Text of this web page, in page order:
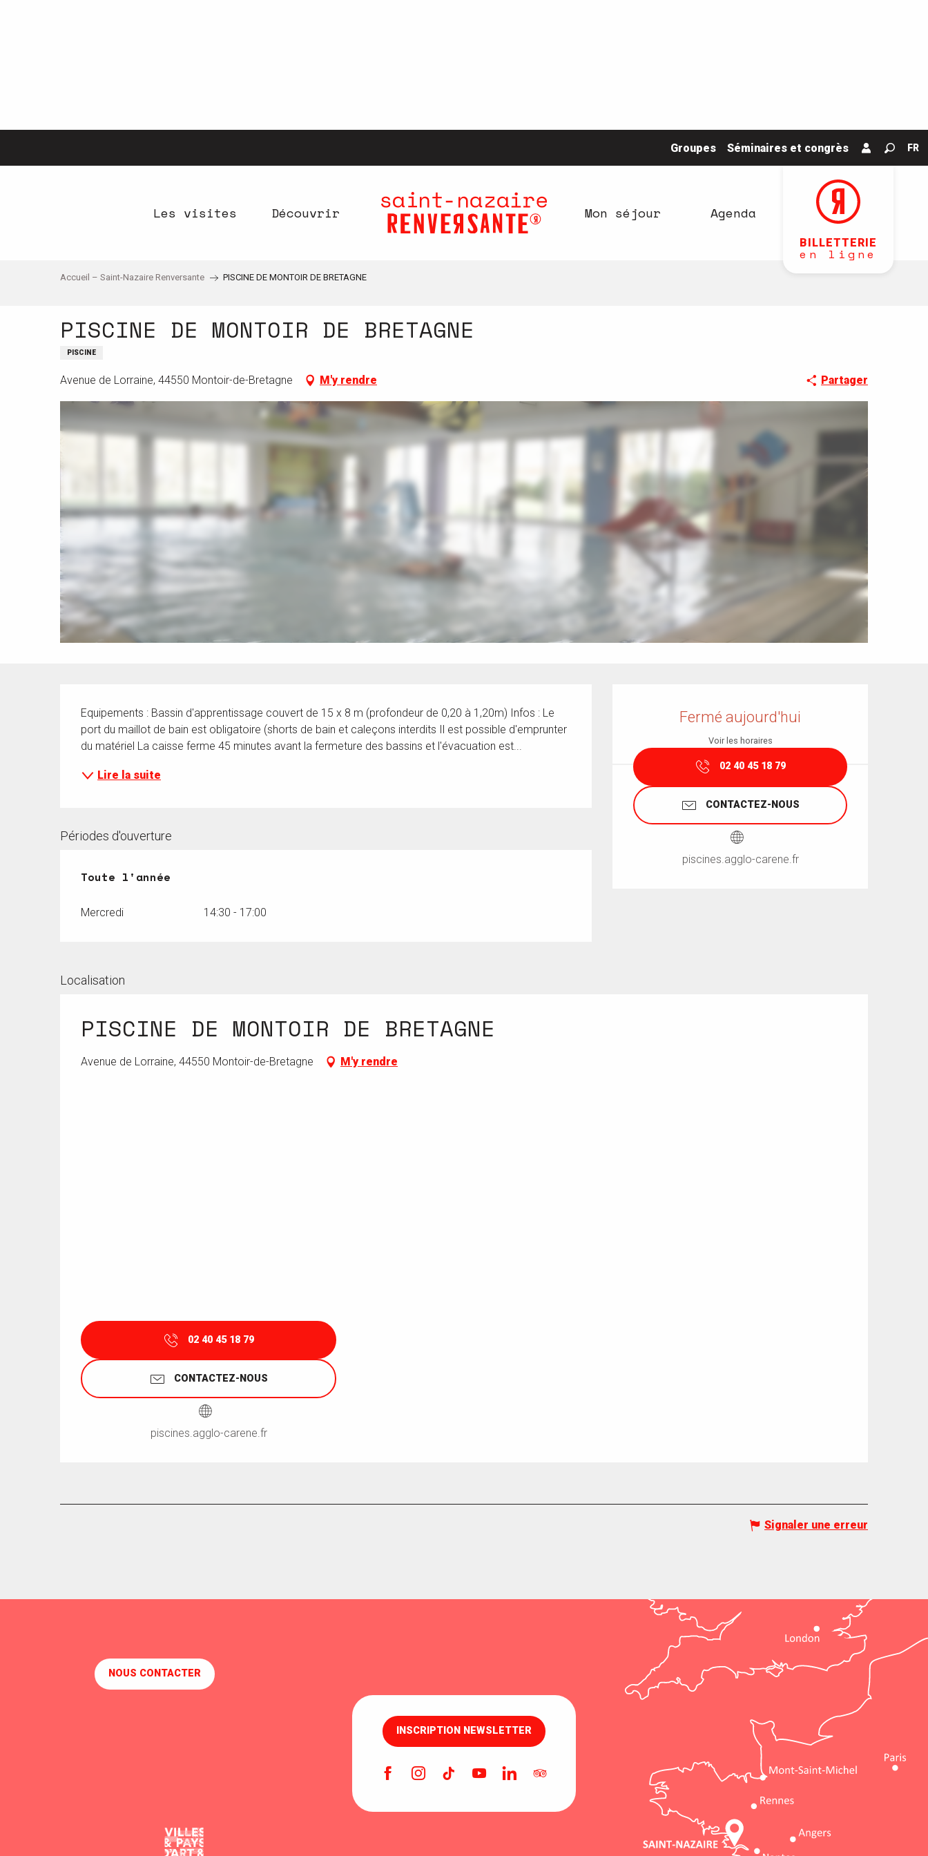
Groupes Séminaires et congrès FR
BILLETTERIE
en ligne
Les visites Découvrir Mon séjour Agenda
Accueil – Saint-Nazaire Renversante PISCINE DE MONTOIR DE BRETAGNE
PISCINE DE MONTOIR DE BRETAGNE
PISCINE
Avenue de Lorraine, 44550 Montoir-de-Bretagne M'y rendre Partager
Fermé aujourd'hui
Voir les horaires
02 40 45 18 79
CONTACTEZ-NOUS
piscines.agglo-carene.fr
Equipements : Bassin d'apprentissage couvert de 15 x 8 m (profondeur de 0,20 à 1,20m) Infos : Le
port du maillot de bain est obligatoire (shorts de bain et caleçons interdits Il est possible d'emprunter
du matériel La caisse ferme 45 minutes avant la fermeture des bassins et l'évacuation est...
Lire la suite
Périodes d'ouverture
Toute l'année
Toute l'année
Mercredi 14:30 - 17:00
Localisation
PISCINE DE MONTOIR DE BRETAGNE
Avenue de Lorraine, 44550 Montoir-de-Bretagne M'y rendre
02 40 45 18 79
CONTACTEZ-NOUS
piscines.agglo-carene.fr
Signaler une erreur
NOUS CONTACTER
INSCRIPTION NEWSLETTER